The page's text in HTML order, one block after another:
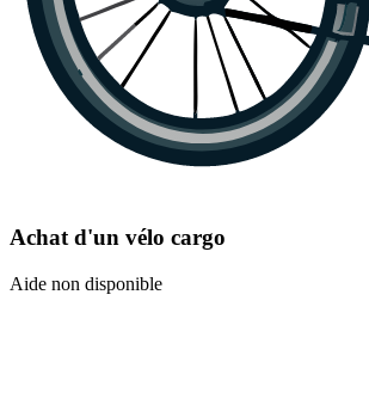
Achat d'un vélo cargo
Aide non disponible